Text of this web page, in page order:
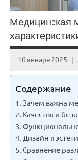
Медицинская
10 января 2025
Содержание
Зачем важна
Качество и
Дизайн и
Сравнение